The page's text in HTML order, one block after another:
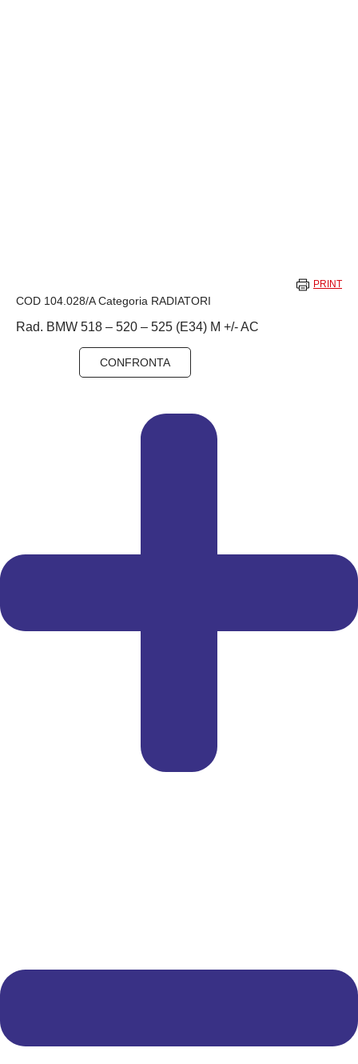
PRINT
COD 104.028/ACategoria RADIATORI
Rad. BMW 518 – 520 – 525 (E34) M +/- AC
CONFRONTA